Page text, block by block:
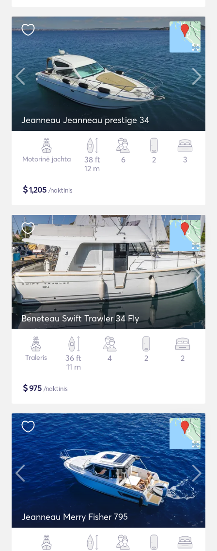
Jeanneau Jeanneau prestige 34
Motorinė jachta
38 ft
12 m
6 2 3
$1,205 /naktinis
Beneteau Swift Trawler 34 Fly
Traleris
36 ft
11 m
4 2 2
$975 /naktinis
Jeanneau Merry Fisher 795